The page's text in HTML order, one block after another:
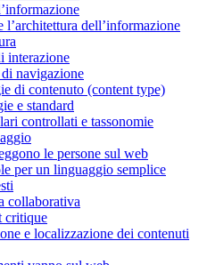
dell’informazione
interazione
navigazione
di contenuto (content type)
e standard
controllati e tassonomie
le persone sul web
per un linguaggio semplice
collaborativa
critique
e localizzazione dei contenuti